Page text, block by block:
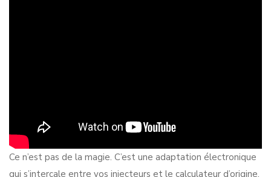
Ce n’est pas de la magie. C’est une adaptation électronique
qui s’intercale entre vos injecteurs et le calculateur d’origine.